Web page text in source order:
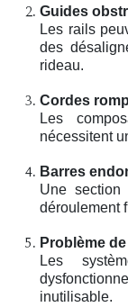
Guides
Les rails
des
rideau.
Cordes
Les
nécessitent
Barres
Une section
déroulement
Problème
Les
inutilisable.